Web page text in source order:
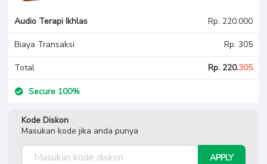
Audio Terapi Ikhlas Rp. 220.000
Biaya Transaksi Rp. 305
Total Rp. 220.305
Secure 100%
Kode Diskon
Masukan kode jika anda punya
APPLY